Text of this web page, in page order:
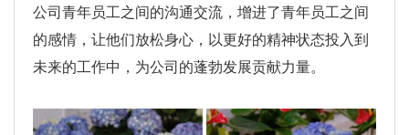
公司青年员工之间的沟通交流，增进了青年员工之间
的感情，让他们放松身心，以更好的精神状态投入到
未来的工作中，为公司的蓬勃发展贡献力量。